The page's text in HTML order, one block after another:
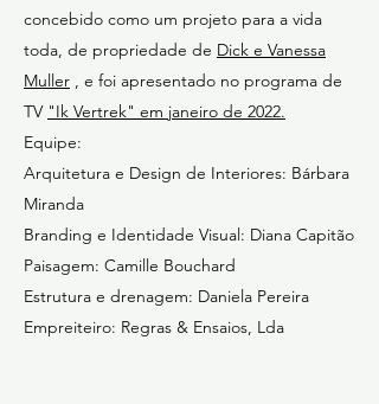
concebido como um projeto para a vida
toda, de propriedade de Dick e Vanessa
Muller , e foi apresentado no programa de
TV "Ik Vertrek" em janeiro de 2022.
Equipe:
Arquitetura e Design de Interiores: Bárbara
Miranda
Branding e Identidade Visual: Diana Capitão
Paisagem: Camille Bouchard
Estrutura e drenagem: Daniela Pereira
Empreiteiro: Regras & Ensaios, Lda